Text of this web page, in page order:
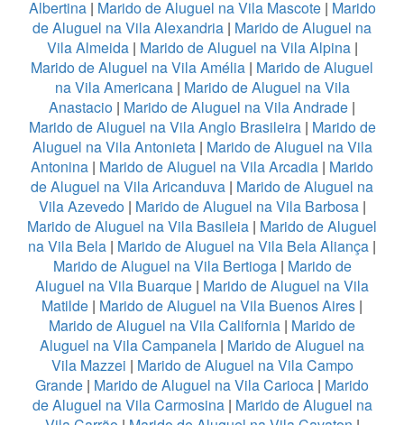
Albertina| Marido de Aluguel na Vila Mascote| Marido
de Aluguel na Vila Alexandria | Marido de Aluguel na
Vila Almeida | Marido de Aluguel na Vila Alpina |
Marido de Aluguel na Vila Amélia | Marido de Aluguel
na Vila Americana| Marido de Aluguel na Vila
Anastacio | Marido de Aluguel na Vila Andrade |
Marido de Aluguel na Vila Anglo Brasileira| Marido de
Aluguel na Vila Antonieta| Marido de Aluguel na Vila
Antonina | Marido de Aluguel na Vila Arcadia | Marido
de Aluguel na Vila Aricanduva | Marido de Aluguel na
Vila Azevedo| Marido de Aluguel na Vila Barbosa|
Marido de Aluguel na Vila Basileia | Marido de Aluguel
na Vila Bela | Marido de Aluguel na Vila Bela Aliança |
Marido de Aluguel na Vila Bertioga| Marido de
Aluguel na Vila Buarque | Marido de Aluguel na Vila
Matilde | Marido de Aluguel na Vila Buenos Aires |
Marido de Aluguel na Vila California | Marido de
Aluguel na Vila Campanela | Marido de Aluguel na
Vila Mazzei | Marido de Aluguel na Vila Campo
Grande | Marido de Aluguel na Vila Carioca | Marido
de Aluguel na Vila Carmosina| Marido de Aluguel na